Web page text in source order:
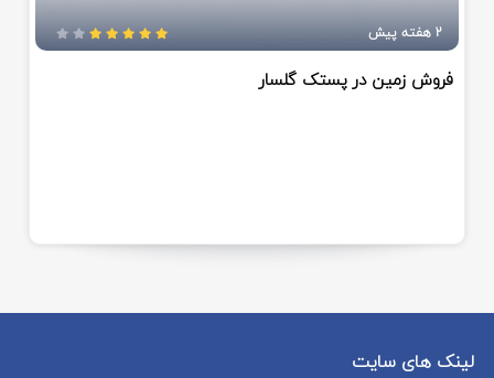
2 هفته پیش
فروش زمین در پستک گلسار
لینک های سایت